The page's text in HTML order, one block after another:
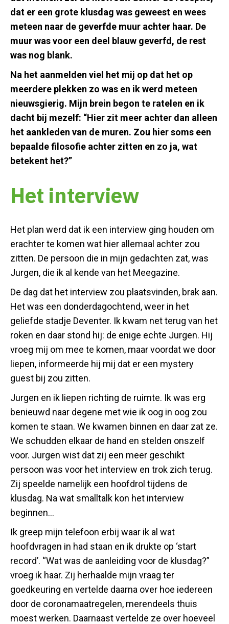
dat er een grote klusdag was geweest en wees
meteen naar de geverfde muur achter haar. De
muur was voor een deel blauw geverfd, de rest
was nog blank.
Na het aanmelden viel het mij op dat het op
meerdere plekken zo was en ik werd meteen
nieuwsgierig. Mijn brein begon te ratelen en ik
dacht bij mezelf: “Hier zit meer achter dan alleen
het aankleden van de muren. Zou hier soms een
bepaalde filosofie achter zitten en zo ja, wat
betekent het?”
Het interview
Het plan werd dat ik een interview ging houden om
erachter te komen wat hier allemaal achter zou
zitten. De persoon die in mijn gedachten zat, was
Jurgen, die ik al kende van het Meegazine.
De dag dat het interview zou plaatsvinden, brak aan.
Het was een donderdagochtend, weer in het
geliefde stadje Deventer. Ik kwam net terug van het
roken en daar stond hij: de enige echte Jurgen. Hij
vroeg mij om mee te komen, maar voordat we door
liepen, informeerde hij mij dat er een mystery
guest bij zou zitten.
Jurgen en ik liepen richting de ruimte. Ik was erg
benieuwd naar degene met wie ik oog in oog zou
komen te staan. We kwamen binnen en daar zat ze.
We schudden elkaar de hand en stelden onszelf
voor. Jurgen wist dat zij een meer geschikt
persoon was voor het interview en trok zich terug.
Zij speelde namelijk een hoofdrol tijdens de
klusdag. Na wat smalltalk kon het interview
beginnen…
Ik greep mijn telefoon erbij waar ik al wat
hoofdvragen in had staan en ik drukte op ‘start
record’. “Wat was de aanleiding voor de klusdag?”
vroeg ik haar. Zij herhaalde mijn vraag ter
goedkeuring en vertelde daarna over hoe iedereen
door de coronamaatregelen, merendeels thuis
moest werken. Daarnaast vertelde ze over hoeveel